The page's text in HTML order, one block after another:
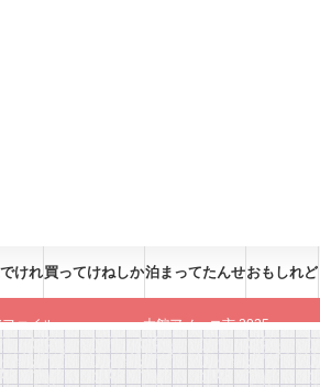
けれ買ってけねしか泊まってたんせおもしれど
ァイル 大館アメッコ市 2025